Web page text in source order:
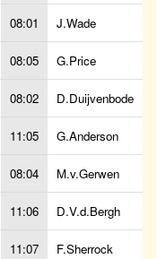
08:01 J.Wade
08:05 G.Price
08:02 D.Duijvenbode
11:05 G.Anderson
08:04 M.v.Gerwen
11:06 D.V.d.Bergh
11:07 F.Sherrock